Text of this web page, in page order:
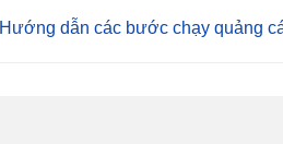
Hướng dẫn các bước chạy quảng